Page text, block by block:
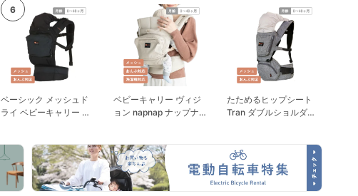
ベーシック メッシュド
ライ ベビーキャリー ナ
ベビーキャリー ヴィジ
ョン napnap ナップナッ
たためるヒップシート
Tran ダブルショルダー
紐・おんぶ紐